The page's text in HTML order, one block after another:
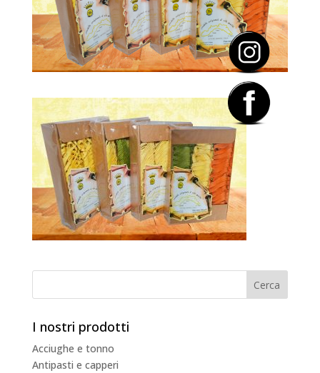
I nostri prodotti
Acciughe e tonno
Antipasti e capperi